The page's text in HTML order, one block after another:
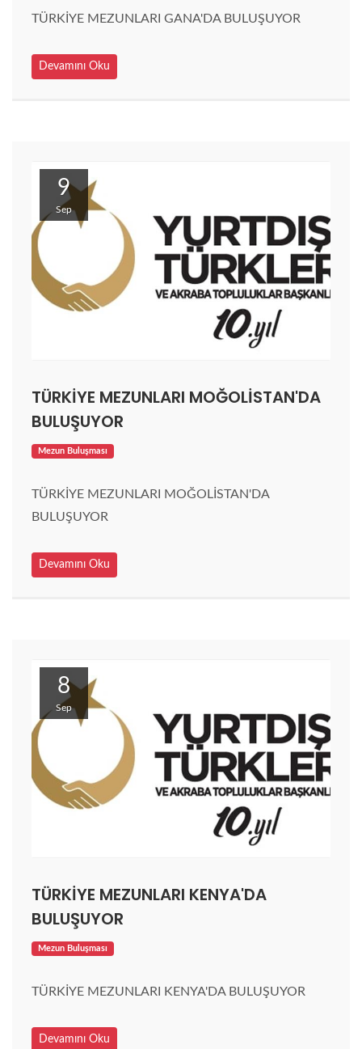
TÜRKİYE MEZUNLARI GANA'DA BULUŞUYOR
Devamını Oku
9
Sep
TÜRKİYE MEZUNLARI MOĞOLİSTAN'DA
BULUŞUYOR
Mezun Buluşması
TÜRKİYE MEZUNLARI MOĞOLİSTAN'DA
BULUŞUYOR
Devamını Oku
8
Sep
TÜRKİYE MEZUNLARI KENYA'DA
BULUŞUYOR
Mezun Buluşması
TÜRKİYE MEZUNLARI KENYA'DA BULUŞUYOR
Devamını Oku